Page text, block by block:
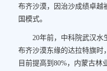
布齐沙漠，因治沙成绩卓越
国模式。
20年前，中科院武汉水
布齐沙漠东缘的达拉特旗时
目前提高到80%，内蒙古林